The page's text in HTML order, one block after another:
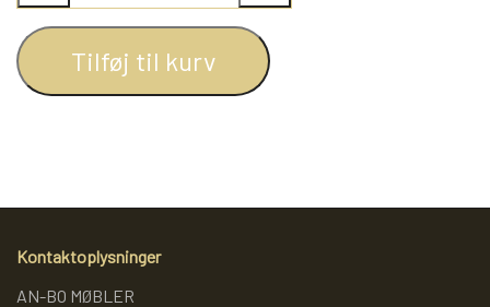
REOL EDGE
REOL MISTRAL
VÆGPANELER
SPEJLE
OM OS
Tilføj til kurv
Kontaktoplysninger
AN-BO MØBLER